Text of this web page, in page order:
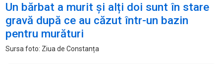
Un bărbat a murit și alți doi sunt în stare
gravă după ce au căzut într-un bazin
pentru murături
Sursa foto: Ziua de Constanța